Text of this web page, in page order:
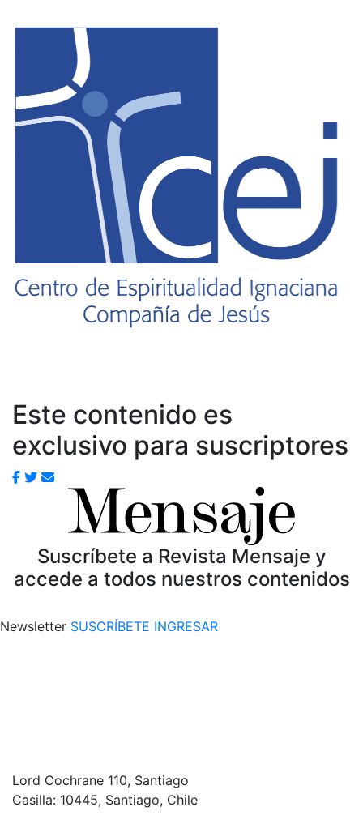
Este contenido es
exclusivo para suscriptores
Suscríbete a Revista Mensaje y
accede a todos nuestros contenidos
Newsletter SUSCRÍBETE INGRESAR
Lord Cochrane 110, Santiago
Casilla: 10445, Santiago, Chile